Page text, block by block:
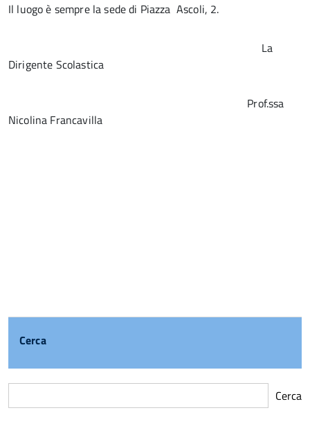
Il luogo è sempre la sede di Piazza Ascoli, 2.
La
Dirigente Scolastica
Prof.ssa
Nicolina Francavilla
Cerca
Cerca